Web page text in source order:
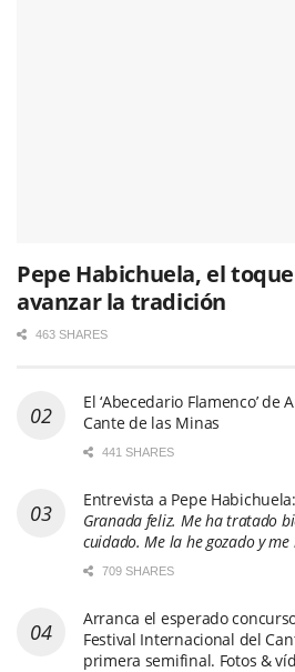
Pepe Habichuela, el
avanzar la tradición
463 SHARES
El ‘Abecedario Flamenco’
Cante de las Minas
441 SHARES
Entrevista a Pepe Habichuela:
Granada feliz. Me ha tratado
cuidado. Me la he gozado y me
709 SHARES
Arranca el esperado
Festival Internacional del
primera semifinal. Fotos &